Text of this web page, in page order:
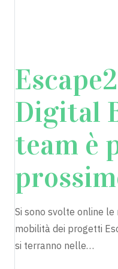
Digital
team è
Si sono svolte online
mobilità dei progetti
si terranno nelle…